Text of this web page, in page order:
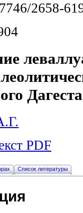
2658-
PDF
Список литературы